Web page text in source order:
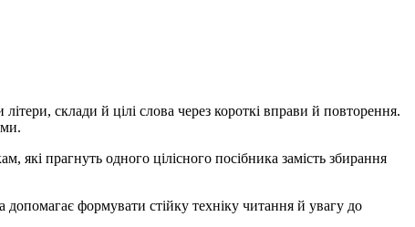
склади й цілі слова через короткі вправи й повторення.
прагнуть одного цілісного посібника замість збирання
допомагає формувати стійку техніку читання й увагу до